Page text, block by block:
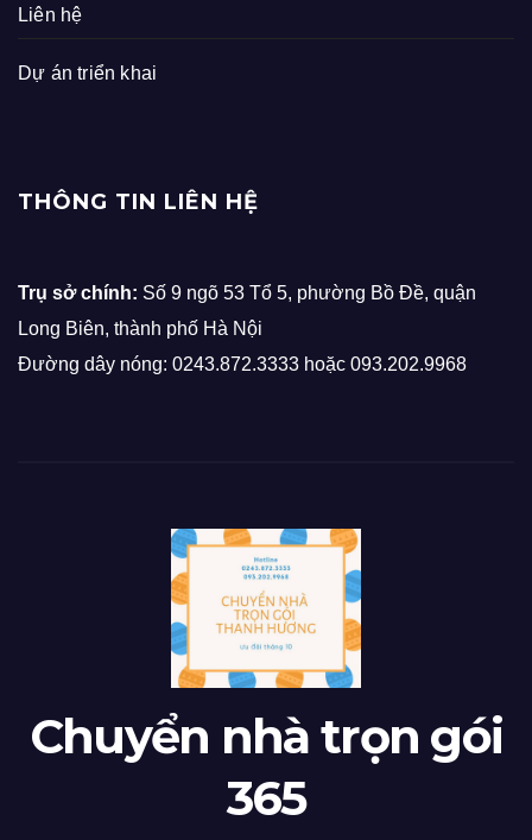
Liên hệ
Dự án triển khai
THÔNG TIN LIÊN HỆ
Trụ sở chính: Số 9 ngõ 53 Tổ 5, phường Bồ Đề, quận
Long Biên, thành phố Hà Nội
Đường dây nóng: 0243.872.3333 hoặc 093.202.9968
Chuyển nhà trọn gói
365